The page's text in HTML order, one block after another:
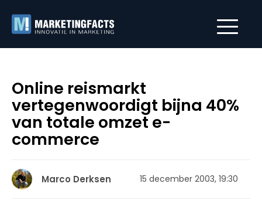
Online reismarkt
vertegenwoordigt bijna 40%
van totale omzet e-
commerce
Marco Derksen 15 december 2003, 19:30